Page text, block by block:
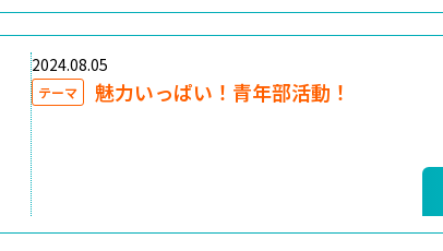
2024.08.05
テーマ 魅力いっぱい！青年部活動！